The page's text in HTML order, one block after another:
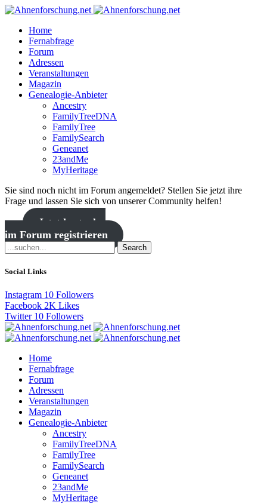
Home
Fernabfrage
Forum
Adressen
Veranstaltungen
Magazin
Genealogie-Anbieter
Ancestry
FamilyTreeDNA
FamilyTree
FamilySearch
Geneanet
23andMe
MyHeritage
Sie sind noch nicht im Forum angemeldet? Stellen Sie jetzt ihre
Frage und lassen Sie sich von unserer Community helfen!
Jetzt kostenlos
im Forum registrieren
Search
Social Links
Instagram 10 Followers
Facebook 2K Likes
Twitter 10 Followers
Home
Fernabfrage
Forum
Adressen
Veranstaltungen
Magazin
Genealogie-Anbieter
Ancestry
FamilyTreeDNA
FamilyTree
FamilySearch
Geneanet
23andMe
MyHeritage